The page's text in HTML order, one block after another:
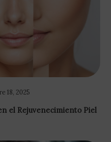
18, 2025
el Rejuvenecimiento Piel